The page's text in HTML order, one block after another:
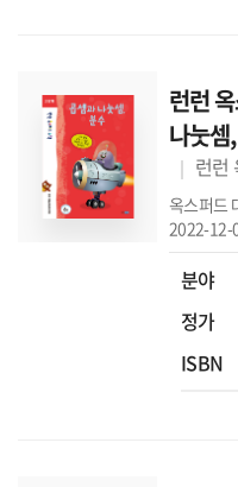
런런
나눗
런런
옥스퍼드
2022-12-
분야
정가
ISBN